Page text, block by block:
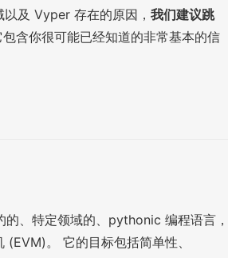
及 Vyper 存在的原因， 我们建议跳
含你很可能已经知道的非常基本的信
的、特定领域的、pythonic 编程语言，
(EVM)。 它的目标包括简单性、